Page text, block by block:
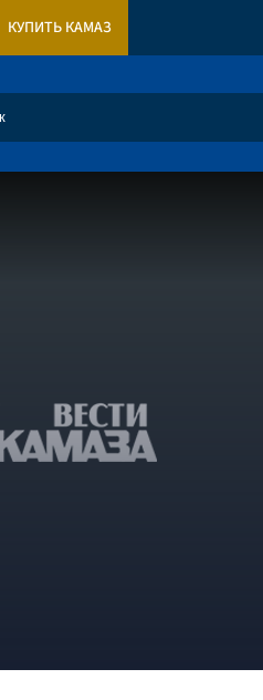
КУПИТЬ КАМАЗ